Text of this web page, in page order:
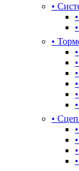
•
•
•
•
•
•
•
•
•
•
•
•
•
•
•